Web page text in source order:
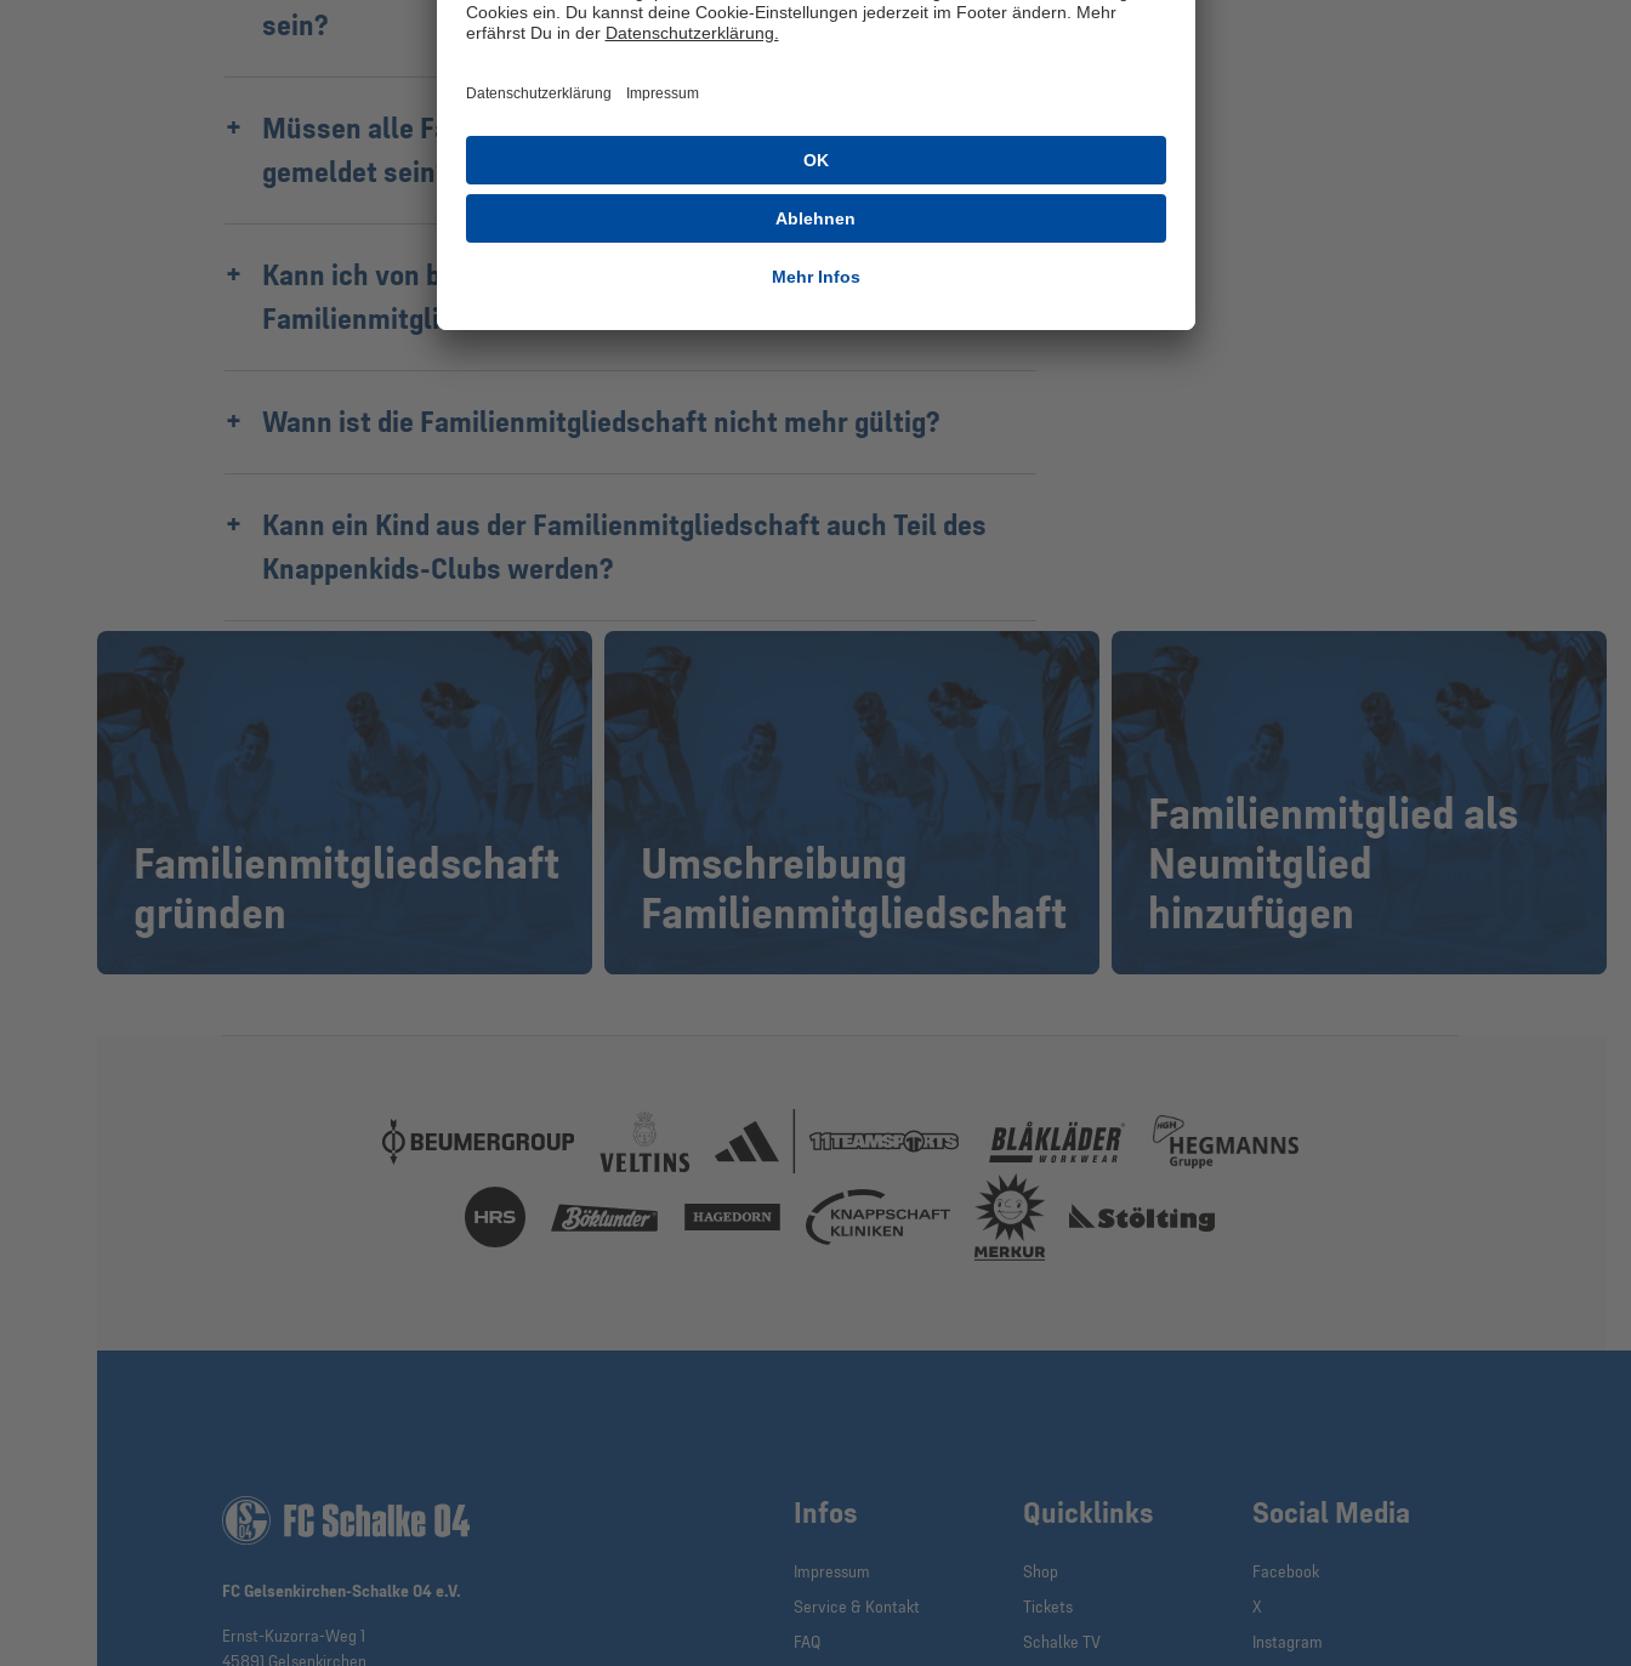
sein?
Müssen alle Familienmitglieder unter derselben Adresse
gemeldet sein?
Kann ich von bestehenden Mitgliedschaften in die
Familienmitgliedschaft wechseln?
Wann ist die Familienmitgliedschaft nicht mehr gültig?
Kann ein Kind aus der Familienmitgliedschaft auch Teil des
Knappenkids-Clubs werden?
Familienmitgliedschaft
gründen
Umschreibung
Familienmitgliedschaft
Familienmitglied als
Neumitglied
hinzufügen
FC Gelsenkirchen-Schalke 04 e.V.
Ernst-Kuzorra-Weg 1
45891 Gelsenkirchen
Infos
Impressum
Service & Kontakt
FAQ
Quicklinks
Shop
Tickets
Schalke TV
Social Media
Facebook
X
Instagram